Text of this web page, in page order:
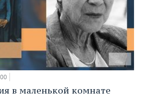
в маленькой комнате